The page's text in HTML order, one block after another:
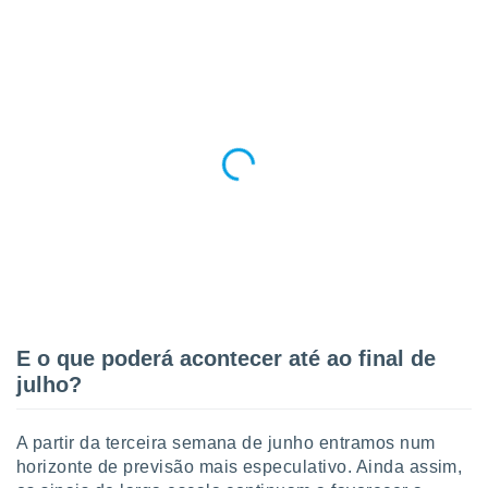
E o que poderá acontecer até ao final de
julho?
A partir da terceira semana de junho entramos num
horizonte de previsão mais especulativo. Ainda assim,